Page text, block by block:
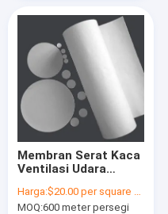
Membran Serat Kaca
Ventilasi Udara
Membran Filtrasi Gas
Harga:$20.00 per square meter
MOQ:600 meter persegi